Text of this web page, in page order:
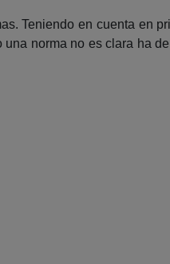
Teniendo en cuenta en
norma no es clara ha